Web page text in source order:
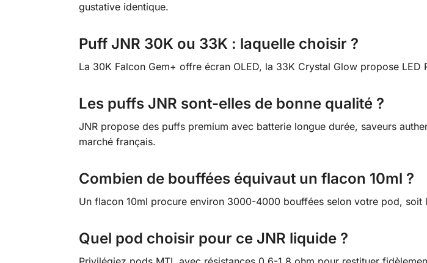
gustative identique.
Puff JNR 30K ou 33K : laquelle choisir ?
La 30K Falcon Gem+ offre écran OLED, la 33K Crystal Glow propose
Les puffs JNR sont-elles de bonne qualité ?
JNR propose des puffs premium avec batterie longue durée, saveurs
marché français.
Combien de bouffées équivaut un flacon 10ml ?
Un flacon 10ml procure environ 3000-4000 bouffées selon votre pod, soit
Quel pod choisir pour ce JNR liquide ?